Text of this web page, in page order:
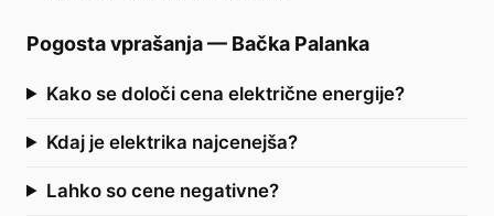
Pogosta vprašanja— Bačka Palanka
Kako se določi cena električne energije?
Kdaj je elektrika najcenejša?
Lahko so cene negativne?